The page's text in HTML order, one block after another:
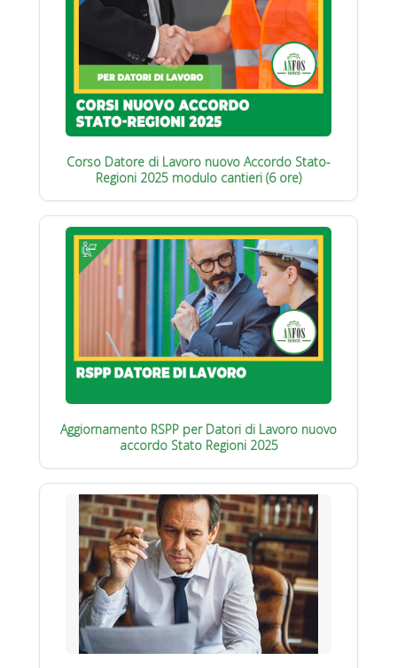
Corso Datore di Lavoro nuovo Accordo Stato-
Regioni 2025 modulo cantieri (6 ore)
Aggiornamento RSPP per Datori di Lavoro nuovo
accordo Stato Regioni 2025